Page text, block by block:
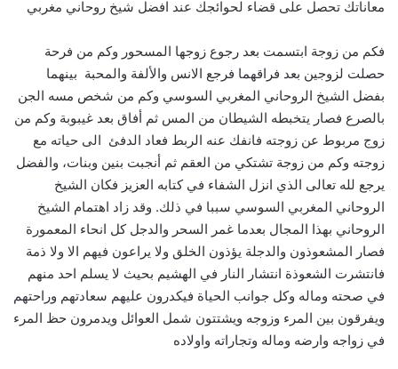
معاناتك تحصل على قضاء لحوائجك عند افضل شيخ روحاني مغربي
فكم من زوجة ابتسمت بعد رجوع زوجها المسحور وكم من فرحة
حصلت لزوجين بعد فراقهما فرجع الانس والألفة والمحبة بينهما
بفضل الشيخ الروحاني المغربي السوسي وكم من شخص مسه الجن
بالصرع فصار يتخبطه الشيطان من المس ثم أفاق بعد غيبوبة وكم من
زوج مربوط عن زوجته فانفك عنه الربط فعاد الدفئ الى حياته مع
زوجته وكم من زوجة تشتكي من العقم ثم أنجبت بنين وبنات، والفضل
يرجع لله تعالى الذي انزل الشفاء في كتابه العزيز فكان الشيخ
الروحاني المغربي السوسي سببا في ذلك. وقد زاد اهتمام الشيخ
الروحاني بهذا المجال بعدما غمر السحر والدجل كل انحاء المعمورة
فصار المشعوذون والدجلة يؤذون الخلق ولا يراعون فيهم الا ولا ذمة
فانتشرت الشعوذة انتشار النار في الهشيم بحيث لا يسلم احد منهم
في صحته وماله وكل جوانب الحياة فيكدرون عليهم سعادتهم وراحتهم
ويفرقون بين المرء وزوجه ويشتتون شمل العوائل ويدمرون حظ المرء
في زواجه وارضه وماله وتجاراته واولاده